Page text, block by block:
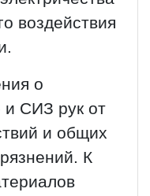
воздействия
о
и СИЗ рук от
и общих
К